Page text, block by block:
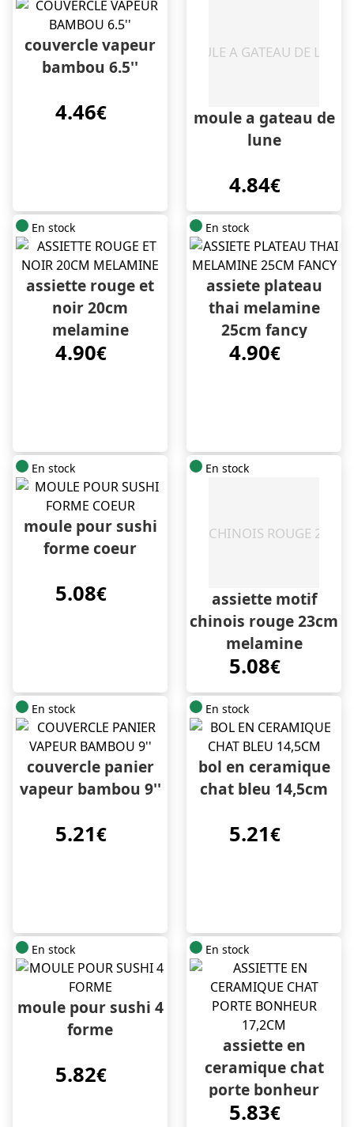
couvercle vapeur
bambou 6.5''
4.46€
moule a gateau de
lune
4.84€
En stock
assiette rouge et
noir 20cm
melamine
4.90€
En stock
assiete plateau
thai melamine
25cm fancy
4.90€
En stock
moule pour sushi
forme coeur
5.08€
En stock
assiette motif
chinois rouge 23cm
melamine
5.08€
En stock
couvercle panier
vapeur bambou 9''
5.21€
En stock
bol en ceramique
chat bleu 14,5cm
5.21€
En stock
moule pour sushi 4
forme
5.82€
En stock
assiette en
ceramique chat
porte bonheur
17,2cm
5.83€